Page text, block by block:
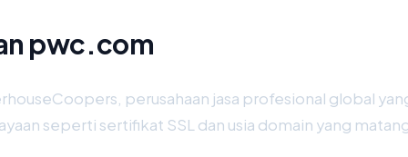
pwc.com
perusahaan jasa profesional global
seperti sertifikat SSL dan usia domain yang